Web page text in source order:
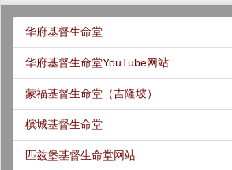
华府基督生命堂
华府基督生命堂YouTube网站
蒙福基督生命堂（吉隆坡）
槟城基督生命堂
匹兹堡基督生命堂网站